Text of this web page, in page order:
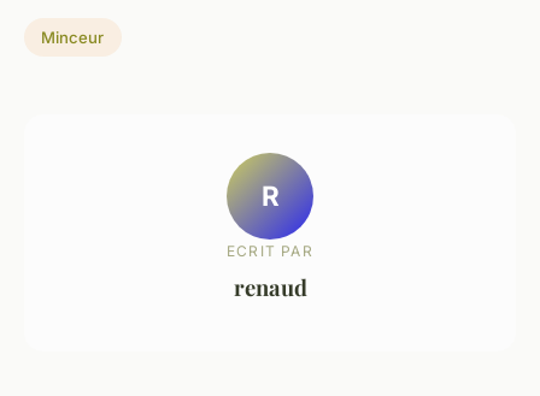
Minceur
R
ECRIT PAR
renaud